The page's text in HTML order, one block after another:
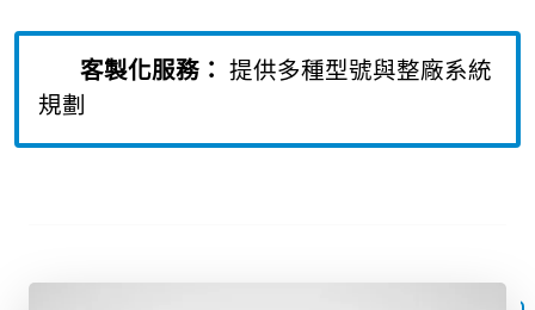
客製化服務：
提供多種型號與整廠系統
規劃